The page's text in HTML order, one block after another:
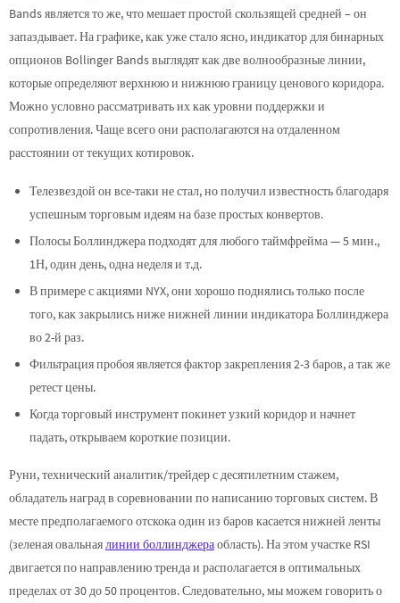
Bands является то же, что мешает простой скользящей средней – он
запаздывает. На графике, как уже стало ясно, индикатор для бинарных
опционов Bollinger Bands выглядят как две волнообразные линии,
которые определяют верхнюю и нижнюю границу ценового коридора.
Можно условно рассматривать их как уровни поддержки и
сопротивления. Чаще всего они располагаются на отдаленном
расстоянии от текущих котировок.
Телезвездой он все-таки не стал, но получил известность благодаря
успешным торговым идеям на базе простых конвертов.
Полосы Боллинджера подходят для любого таймфрейма — 5 мин.,
1Н, один день, одна неделя и т.д.
В примере с акциями NYX, они хорошо поднялись только после
того, как закрылись ниже нижней линии индикатора Боллинджера
во 2-й раз.
Фильтрация пробоя является фактор закрепления 2-3 баров, а так же
ретест цены.
Когда торговый инструмент покинет узкий коридор и начнет
падать, открываем короткие позиции.
Руни, технический аналитик/трейдер с десятилетним стажем,
обладатель наград в соревновании по написанию торговых систем. В
месте предполагаемого отскока один из баров касается нижней ленты
(зеленая овальнаялинии боллинджераобласть). На этом участке RSI
двигается по направлению тренда и располагается в оптимальных
пределах от 30 до 50 процентов. Следовательно, мы можем говорить о